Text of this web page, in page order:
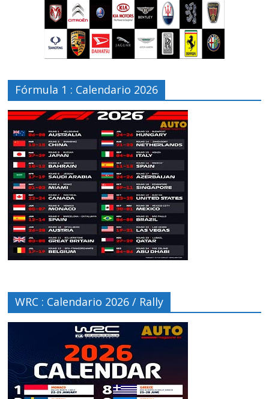
Fórmula 1 : Calendario 2026
WRC : Calendario 2026 / Rally